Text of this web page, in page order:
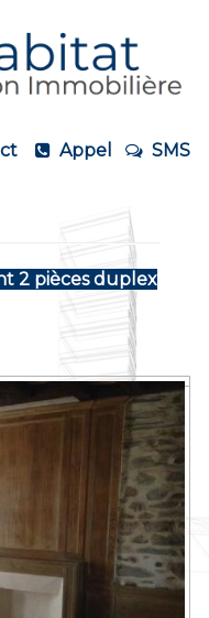
Appel SMS
2 pièces duplex